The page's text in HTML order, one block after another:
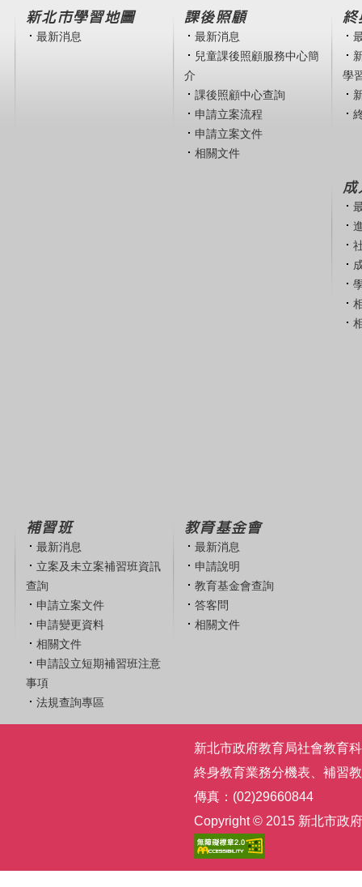
新北市學習地圖
最新消息
課後照顧
最新消息
兒童課後照顧服務中心簡
介
課後照顧中心查詢
申請立案流程
申請立案文件
相關文件
終
學
補習班
最新消息
立案及未立案補習班資訊
查詢
申請立案文件
申請變更資料
相關文件
申請設立短期補習班注意
事項
法規查詢專區
教育基金會
最新消息
申請說明
教育基金會查詢
答客問
相關文件
新北市政府教育局社會教育
終身教育業務分機表
補習
傳真：(02)29660844
Copyright © 2015 新北市政